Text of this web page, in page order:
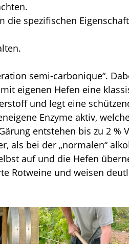
spezifischen
semi-carbonique“.
eigenen Hefen eine
und legt eine
Enzyme aktiv,
entstehen bis zu 2 %
als bei der „normalen“
auf und die Hefen
Rotweine und weisen